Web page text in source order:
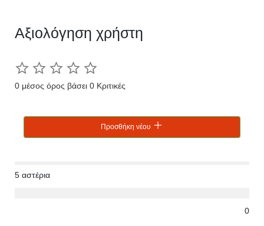
Αξιολόγηση χρήστη
0 μέσος όρος βάσει 0 Κριτικές
Προσθήκη νέου
5 αστέρια
0